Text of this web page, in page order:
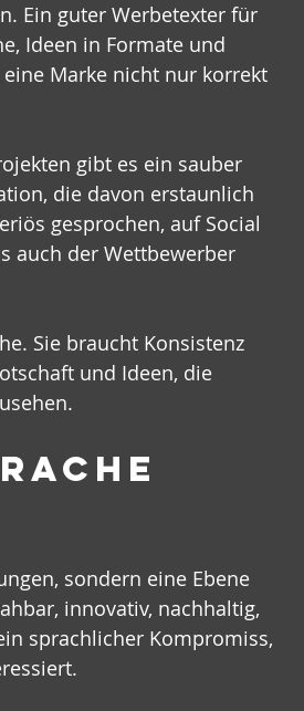
Ein guter Werbetexter für
Ideen in Formate und
Marke nicht nur korrekt
gibt es ein sauber
die davon erstaunlich
gesprochen, auf Social
auch der Wettbewerber
Sie braucht Konsistenz
und Ideen, die
sondern eine Ebene
innovativ, nachhaltig,
sprachlicher Kompromiss,